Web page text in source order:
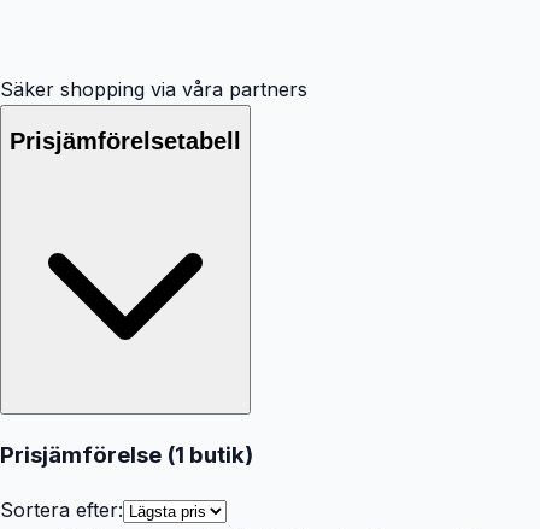
Säker shopping via våra partners
Prisjämförelsetabell
Prisjämförelse (1 butik)
Sortera efter: